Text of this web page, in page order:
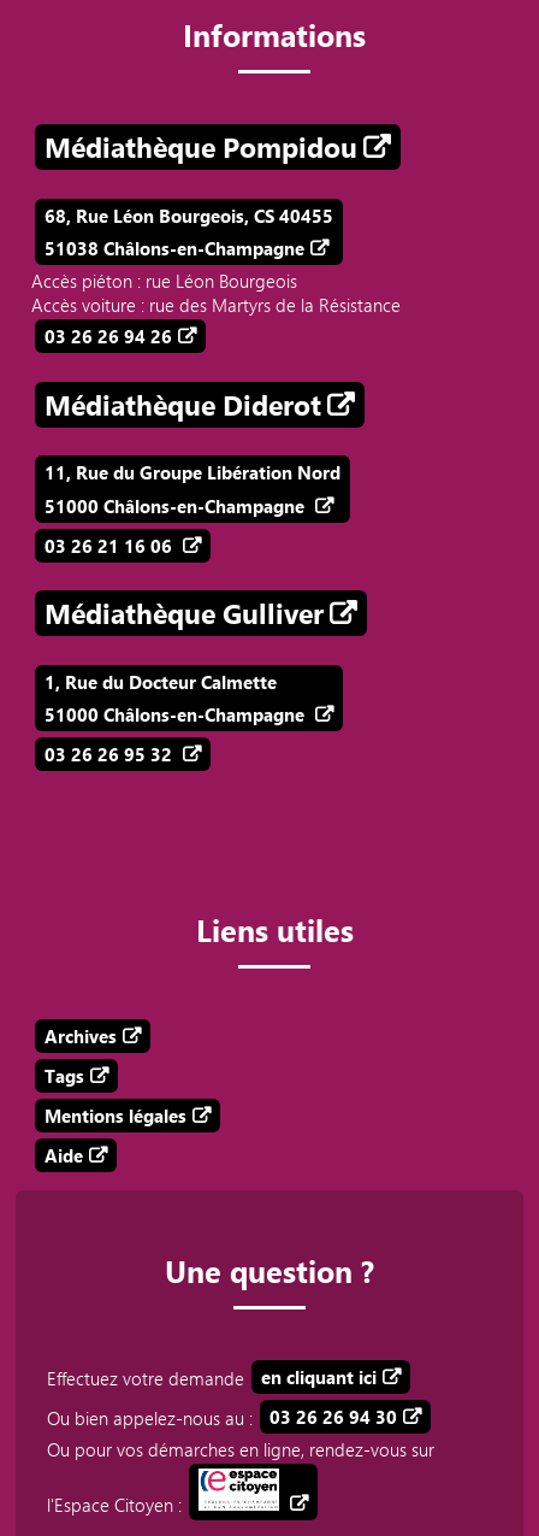
Informations
Médiathèque Pompidou
68, Rue Léon Bourgeois, CS 40455
51038 Châlons-en-Champagne
Accès piéton : rue Léon Bourgeois
Accès voiture : rue des Martyrs de la Résistance
03 26 26 94 26
Médiathèque Diderot
11, Rue du Groupe Libération Nord
51000 Châlons-en-Champagne
03 26 21 16 06
Médiathèque Gulliver
1, Rue du Docteur Calmette
51000 Châlons-en-Champagne
03 26 26 95 32
Liens utiles
Archives
Tags
Mentions légales
Aide
Une question ?
Effectuez votre demande
en cliquant ici
Ou bien appelez-nous au :
03 26 26 94 30
Ou pour vos démarches en ligne, rendez-vous sur
l'Espace Citoyen :